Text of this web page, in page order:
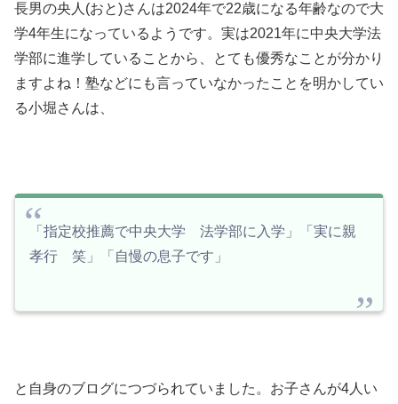
長男の央人(おと)さんは2024年で22歳になる年齢なので大
学4年生になっているようです。実は2021年に中央大学法
学部に進学していることから、とても優秀なことが分かり
ますよね！塾などにも言っていなかったことを明かしてい
る小堀さんは、
「指定校推薦で中央大学 法学部に入学」「実に親
孝行 笑」「自慢の息子です」
と自身のブログにつづられていました。お子さんが4人い